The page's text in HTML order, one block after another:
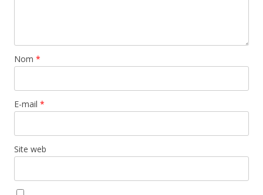
Nom *
E-mail *
Site web